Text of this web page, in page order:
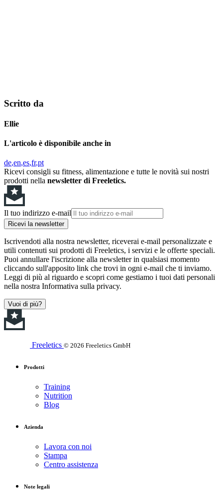
Scritto da
Ellie
L'articolo è disponibile anche in
de en es fr pt
Ricevi consigli su fitness, alimentazione e tutte le novità sui nostri
prodotti nella newsletter di Freeletics.
Il tuo indirizzo e-mail
Ricevi la newsletter
Iscrivendoti alla nostra newsletter, riceverai e-mail personalizzate e
utili contenuti sui prodotti di Freeletics, i servizi e le offerte speciali.
Puoi annullare l'iscrizione alla newsletter in qualsiasi momento
cliccando sull'apposito link che trovi in ogni e-mail che ti inviamo.
Leggi di più al riguardo e scopri come gestiamo i tuoi dati personali
nella nostra Informativa sulla privacy.
Vuoi di più?
Freeletics © 2026 Freeletics GmbH
Prodotti
Training
Nutrition
Blog
Azienda
Lavora con noi
Stampa
Centro assistenza
Note legali